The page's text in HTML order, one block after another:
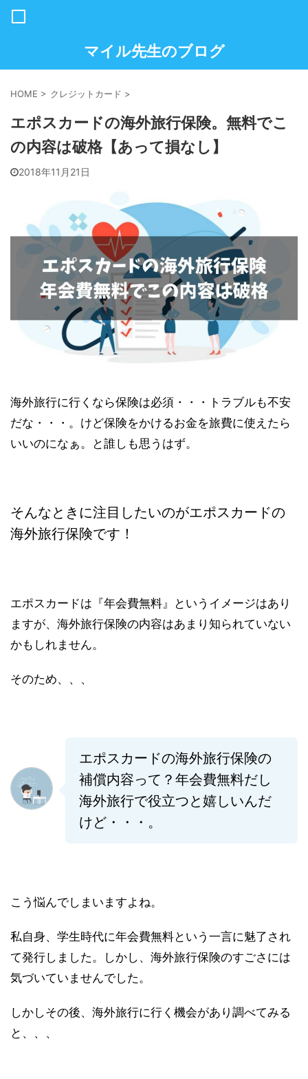
マイル先生のブログ
HOME > クレジットカード >
エポスカードの海外旅行保険。無料でこ
の内容は破格【あって損なし】
2018年11月21日
海外旅行に行くなら保険は必須・・・トラブルも不安
だな・・・。けど保険をかけるお金を旅費に使えたら
いいのになぁ。と誰しも思うはず。
そんなときに注目したいのがエポスカードの
海外旅行保険です！
エポスカードは『年会費無料』というイメージはあり
ますが、海外旅行保険の内容はあまり知られていない
かもしれません。
そのため、、、
エポスカードの海外旅行保険の
補償内容って？ 年会費無料だし
海外旅行で役立つと嬉しいんだ
けど・・・。
こう悩んでしまいますよね。
私自身、学生時代に年会費無料という一言に魅了され
て発行しました。しかし、 海外旅行保険のすごさには
気づいていませんでした。
しかしその後、海外旅行に行く機会があり調べてみる
と、、、